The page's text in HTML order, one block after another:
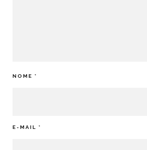
NOME *
E-MAIL *